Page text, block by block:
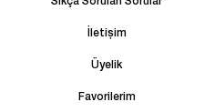
İletişim
Üyelik
Favorilerim